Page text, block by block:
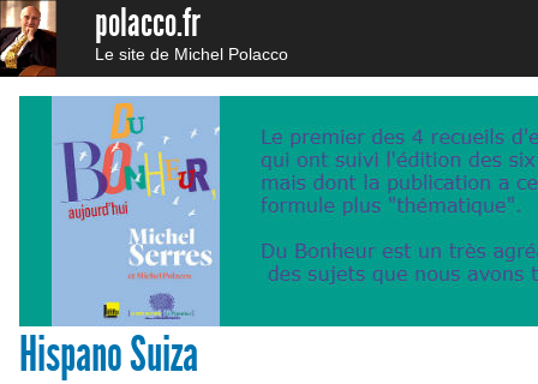
polacco.fr
Le site de Michel Polacco
Hispano Suiza